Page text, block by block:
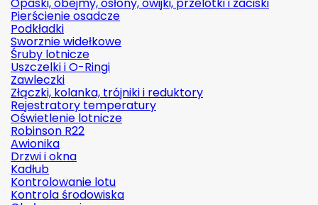
Pierścienie osadcze
Podkładki
Sworznie widełkowe
Śruby lotnicze
Uszczelki i O-Ringi
Zawleczki
Złączki, kolanka, trójniki i reduktory
Rejestratory temperatury
Oświetlenie lotnicze
Robinson R22
Awionika
Drzwi i okna
Kadłub
Kontrolowanie lotu
Kontrola środowiska